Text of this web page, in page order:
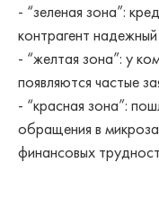
- “зеленая зона”:
контрагент надежный
- “желтая зона”: у
появляются частые
- “красная зона”:
обращения в
финансовых